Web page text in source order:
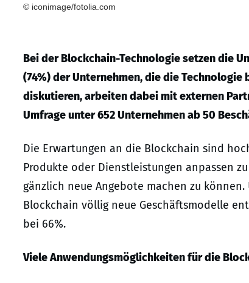
© iconimage/fotolia.com
Bei der Blockchain-Technologie setzen die
(74%) der Unternehmen, die die
diskutieren, arbeiten dabei mit externen
Umfrage unter 652 Unternehmen ab 50
Die Erwartungen an die Blockchain sind
Produkte oder Dienstleistungen anpassen
gänzlich neue Angebote machen zu
Blockchain völlig neue Geschäftsmodelle
bei 66%.
Viele Anwendungsmöglichkeiten für die